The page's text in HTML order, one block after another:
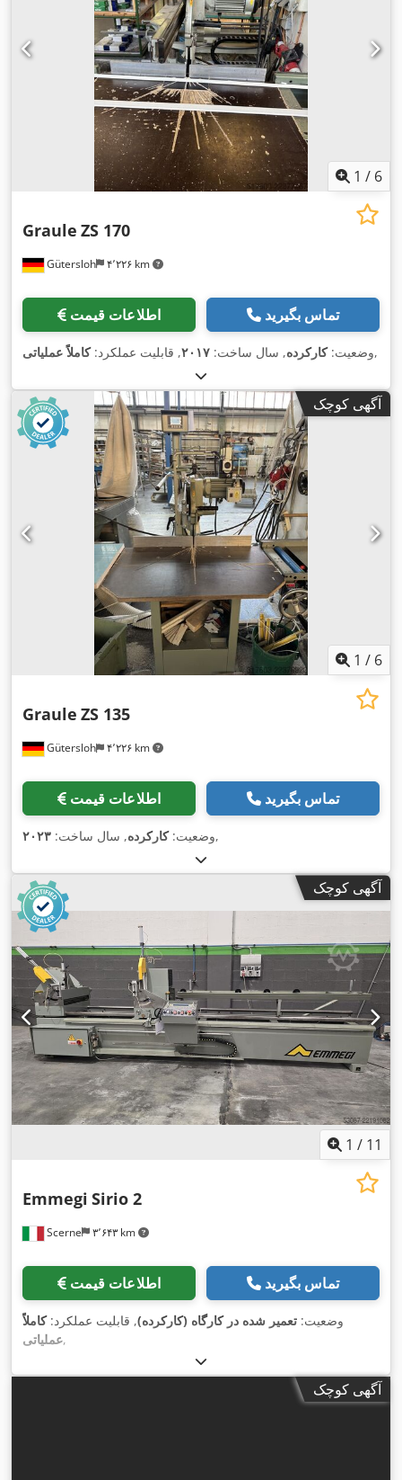
1 / 6
Gütersloh ۴٬۲۲۶ km
Graule ZS 170
اطلاعات قیمت تماس بگیرید
وضعیت:کارکرده, سال ساخت: ۲۰۱۷, قابلیت عملکرد:کاملاً عملیاتی ,
آگهی کوچک
1 / 6
Gütersloh ۴٬۲۲۶ km
Graule ZS 135
اطلاعات قیمت تماس بگیرید
وضعیت:کارکرده, سال ساخت: ۲۰۲۳ ,
آگهی کوچک
1 / 11
Scerne ۳٬۶۴۳ km
Emmegi Sirio 2
اطلاعات قیمت تماس بگیرید
وضعیت: تعمیر شده در کارگاه (کارکرده), قابلیت عملکرد:کاملاً
عملیاتی,
آگهی کوچک